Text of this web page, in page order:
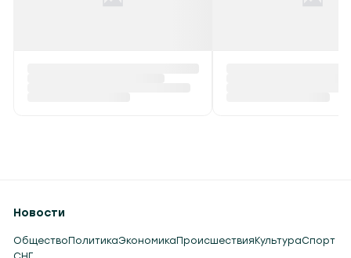
Общество Происшествия Культура
Спорт